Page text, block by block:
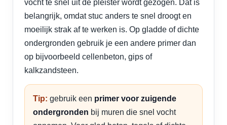
vocht te snel uit de pleister wordt gezogen. Dat is
belangrijk, omdat stuc anders te snel droogt en
moeilijk strak af te werken is. Op gladde of dichte
ondergronden gebruik je een andere primer dan
op bijvoorbeeld cellenbeton, gips of
kalkzandsteen.
Tip: gebruik een primer voor zuigende
ondergronden bij muren die snel vocht